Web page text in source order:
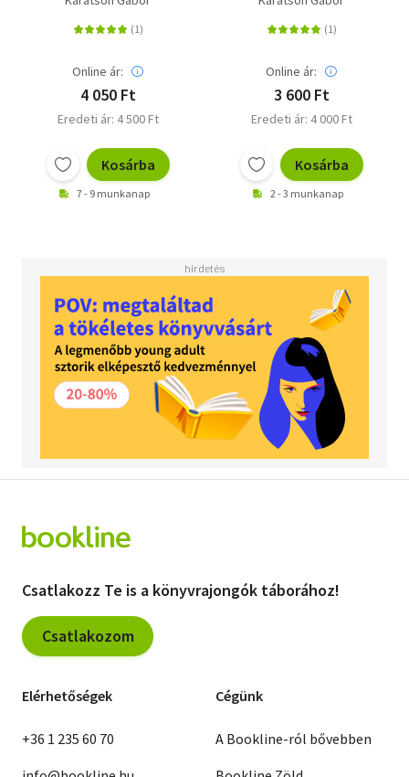
Online ár:
4 050 Ft
Eredeti ár: 4 500 Ft
Kosárba
7 - 9 munkanap
Online ár:
3 600 Ft
Eredeti ár: 4 000 Ft
Kosárba
2 - 3 munkanap
Csatlakozz Te is a könyvrajongók táborához!
Csatlakozom
Elérhetőségek
+36 1 235 60 70
Cégünk
A Bookline-ról bővebben